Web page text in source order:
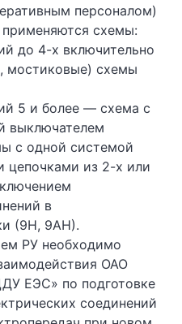
персоналом)
схемы:
до 4-х включительно
мостиковые) схемы
5 и более — схема с
выключателем
с одной системой
из 2-х или
в
(9Н, 9АН).
РУ необходимо
ОАО
ЕЭС» по подготовке
соединений